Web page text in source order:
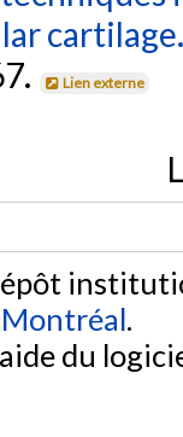
cartilage.
Lien externe
.
du